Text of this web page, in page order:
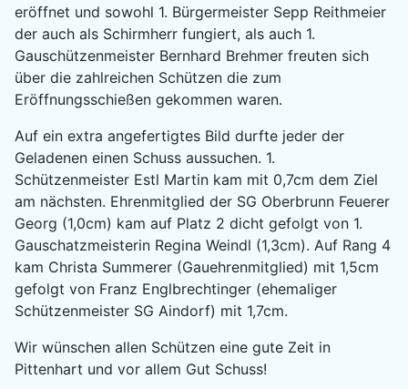
eröffnet und sowohl 1. Bürgermeister Sepp Reithmeier
der auch als Schirmherr fungiert, als auch 1.
Gauschützenmeister Bernhard Brehmer freuten sich
über die zahlreichen Schützen die zum
Eröffnungsschießen gekommen waren.
Auf ein extra angefertigtes Bild durfte jeder der
Geladenen einen Schuss aussuchen. 1.
Schützenmeister Estl Martin kam mit 0,7cm dem Ziel
am nächsten. Ehrenmitglied der SG Oberbrunn Feuerer
Georg (1,0cm) kam auf Platz 2 dicht gefolgt von 1.
Gauschatzmeisterin Regina Weindl (1,3cm). Auf Rang 4
kam Christa Summerer (Gauehrenmitglied) mit 1,5cm
gefolgt von Franz Englbrechtinger (ehemaliger
Schützenmeister SG Aindorf) mit 1,7cm.
Wir wünschen allen Schützen eine gute Zeit in
Pittenhart und vor allem Gut Schuss!